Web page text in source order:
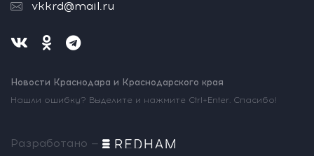
vkkrd@mail.ru
Новости Краснодара и Краснодарского края
Нашли ошибку? Выделите и нажмите Ctrl+Enter. Спасибо!
Разработано —